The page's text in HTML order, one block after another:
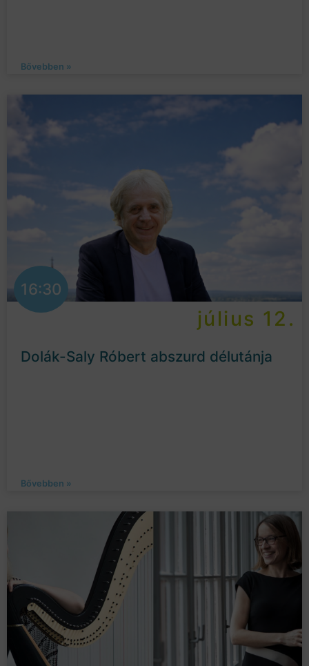
Bővebben »
16:30
július 12.
Dolák-Saly Róbert abszurd délutánja
Bővebben »